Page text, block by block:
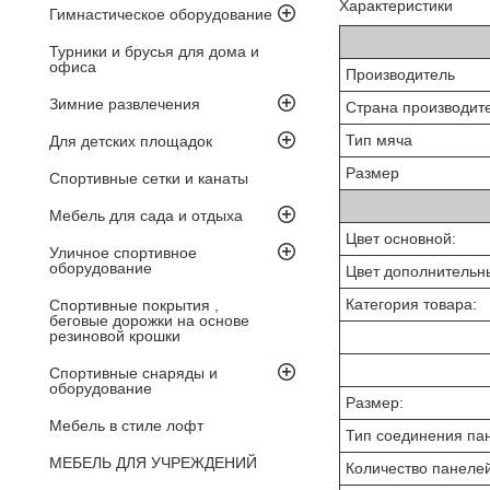
Гимнастическое оборудование
Турники и брусья для дома и
офиса
Зимние развлечения
Для детских площадок
Спортивные сетки и канаты
Мебель для сада и отдыха
Уличное спортивное
оборудование
Спортивные покрытия ,
беговые дорожки на основе
резиновой крошки
Спортивные снаряды и
оборудование
Мебель в стиле лофт
МЕБЕЛЬ ДЛЯ УЧРЕЖДЕНИЙ
Характеристики
Производитель
Страна
Тип мяча
Размер
Цвет основной:
Цвет
Категория товара:
Размер:
Тип соединения
Количество